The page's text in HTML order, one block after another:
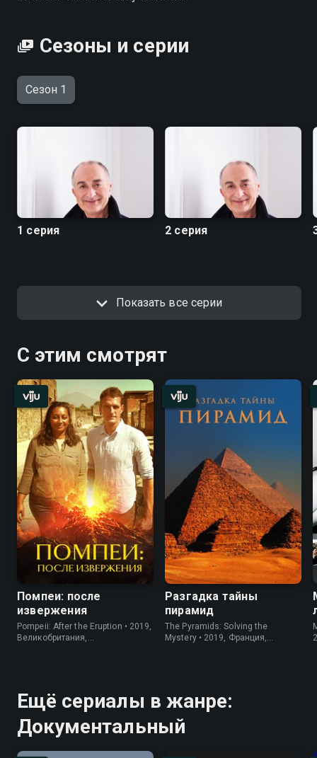
Сезоны и серии
Сезон 1
1 серия 2 серия
Показать все серии
С этим смотрят
Помпеи: после
извержения
Pompeii: After the Eruption • 2019,
Великобритания,
Разгадка тайны
пирамид
The Pyramids: Solving the
Mystery • 2019, Франция,
Ещё сериалы в жанре:
Документальный